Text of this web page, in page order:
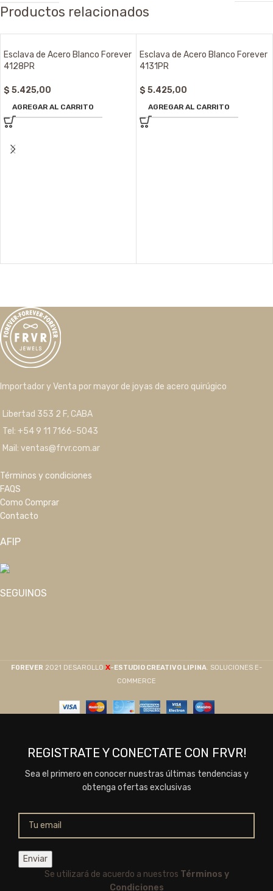
Productos relacionados
Esclava de Acero Blanco Forever
4128PR
$ 5.425,00
AGREGAR AL CARRITO
Esclava de Acero Blanco Forever
4131PR
$ 5.425,00
AGREGAR AL CARRITO
Importador y Venta por mayor de joyas de acero quirúgico
Libertad 353 2 F, CABA
Tel: +54 9 11 7166-5043
Mail: ventas@frvr.com.ar
Términos y condiciones
FAQS
Como Comprar
Contacto
AFIP
SEGUINOS
F0REVER 2021 DESAROLLO X-ESTUDIO CREATIVO LIPINA. SOLUCIONES E-
COMMERCE
REGISTRATE Y CONECTATE CON FRVR!
Sea el primero en conocer nuestras últimas tendencias y
obtenga ofertas exclusivas
Se utilizará de acuerdo a nuestros Términos y
Condiciones